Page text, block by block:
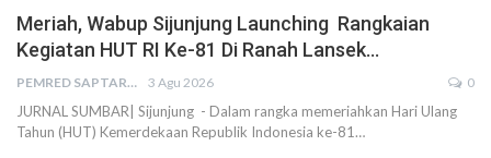
Meriah, Wabup Sijunjung Launching Rangkaian
Kegiatan HUT RI Ke-81 Di Ranah Lansek…
PEMRED SAPTARIUS 3 Agu 2026 0
JURNAL SUMBAR| Sijunjung - Dalam rangka memeriahkan Hari Ulang
Tahun (HUT) Kemerdekaan Republik Indonesia ke-81…